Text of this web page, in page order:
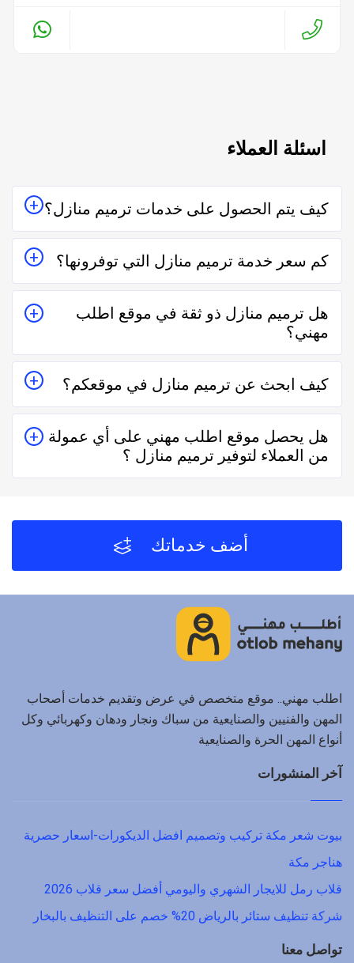
اسئلة العملاء
كيف يتم الحصول على خدمات ترميم منازل؟
يتم الحصول على خدمات ترميم منازل من خلال التواصل
معه إما على الواتساب أو تليفونياً وطلب الخدمة منه بعمل
زيارة للمكان أو تقدير سعر الخدمة قبل الزيارة والإتفاق.
كم سعر خدمة ترميم منازل التي توفرونها؟
تختلف اسعار خدمات ترميم منازل وفقاً لعدة عناصر منها
قرب المسافة وحجم العمل وتوقيته وهل هو عمل مستعجل
أم لا.
هل ترميم منازل ذو ثقة في موقع اطلب
مهني؟
نعم ترميم منازل في موقع اطلب مهني ذو ثقة في التعامل
فكل الفنيين والشركات يتم تقييمهم من عملاء حقيقيين وهذا
يدل على جودة الخدمة.
كيف ابحث عن ترميم منازل في موقعكم؟
يُمكنك البحث عن ترميم منازل في موقعنا من خلال تحديد
المنطقة ثم تحديد المهنة وإختيار الفني الأقرب إليك والأفضل
تقييماً فموقع اطلب مهني يعتمد على تقييم الفنيين
والشركات من خلال العملاء بعد كل زيارة لهم.
هل يحصل موقع اطلب مهني على أي عمولة
من العملاء لتوفير ترميم منازل ؟
أضف خدماتك
اطلب مهني.. موقع متخصص في عرض وتقديم خدمات أصحاب
المهن والفنيين والصنايعية من سباك ونجار ودهان وكهربائي وكل
أنواع المهن الحرة والصنايعية
آخر المنشورات
بيوت شعر مكة تركيب وتصميم افضل الديكورات-اسعار حصرية
هناجر مكة
قلاب رمل للايجار الشهري واليومي أفضل سعر قلاب 2026
شركة تنظيف ستائر بالرياض 20% خصم على التنظيف بالبخار
تواصل معنا